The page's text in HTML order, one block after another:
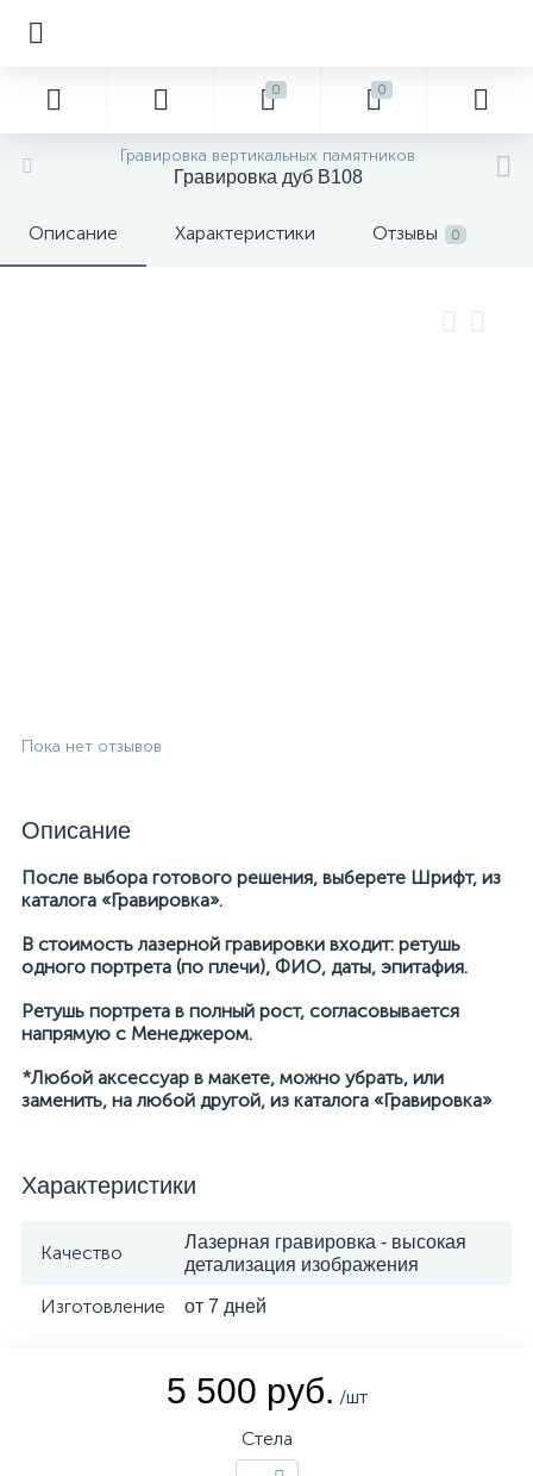
0 0
Гравировка вертикальных памятников
Гравировка дуб В108
Описание Характеристики Отзывы 0
Пока нет отзывов
Описание
После выбора готового решения, выберете Шрифт, из
каталога «Гравировка».
В стоимость лазерной гравировки входит: ретушь
одного портрета (по плечи), ФИО, даты, эпитафия.
Ретушь портрета в полный рост, согласовывается
напрямую с Менеджером.
*Любой аксессуар в макете, можно убрать, или
заменить, на любой другой, из каталога «Гравировка»
Характеристики
Качество
Лазерная гравировка - высокая
детализация изображения
Изготовление от 7 дней
5 500 руб. /шт
Стела